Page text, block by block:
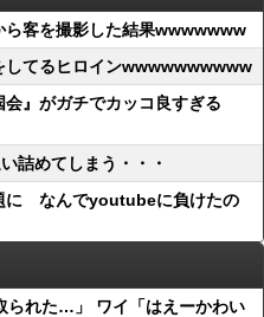
ら客を撮影した結果wwwwwww
してるヒロインwwwwwwwwww
会』がガチでカッコ良すぎる
詰めてしまう・・・
に なんでyoutubeに負けたの
られた…」 ワイ「はえーかわい